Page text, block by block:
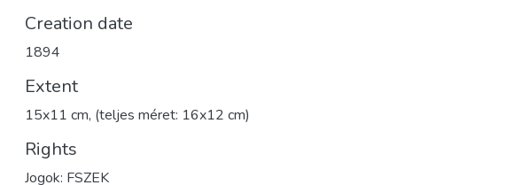
Creation date
1894
Extent
15x11 cm, (teljes méret: 16x12 cm)
Rights
Jogok: FSZEK